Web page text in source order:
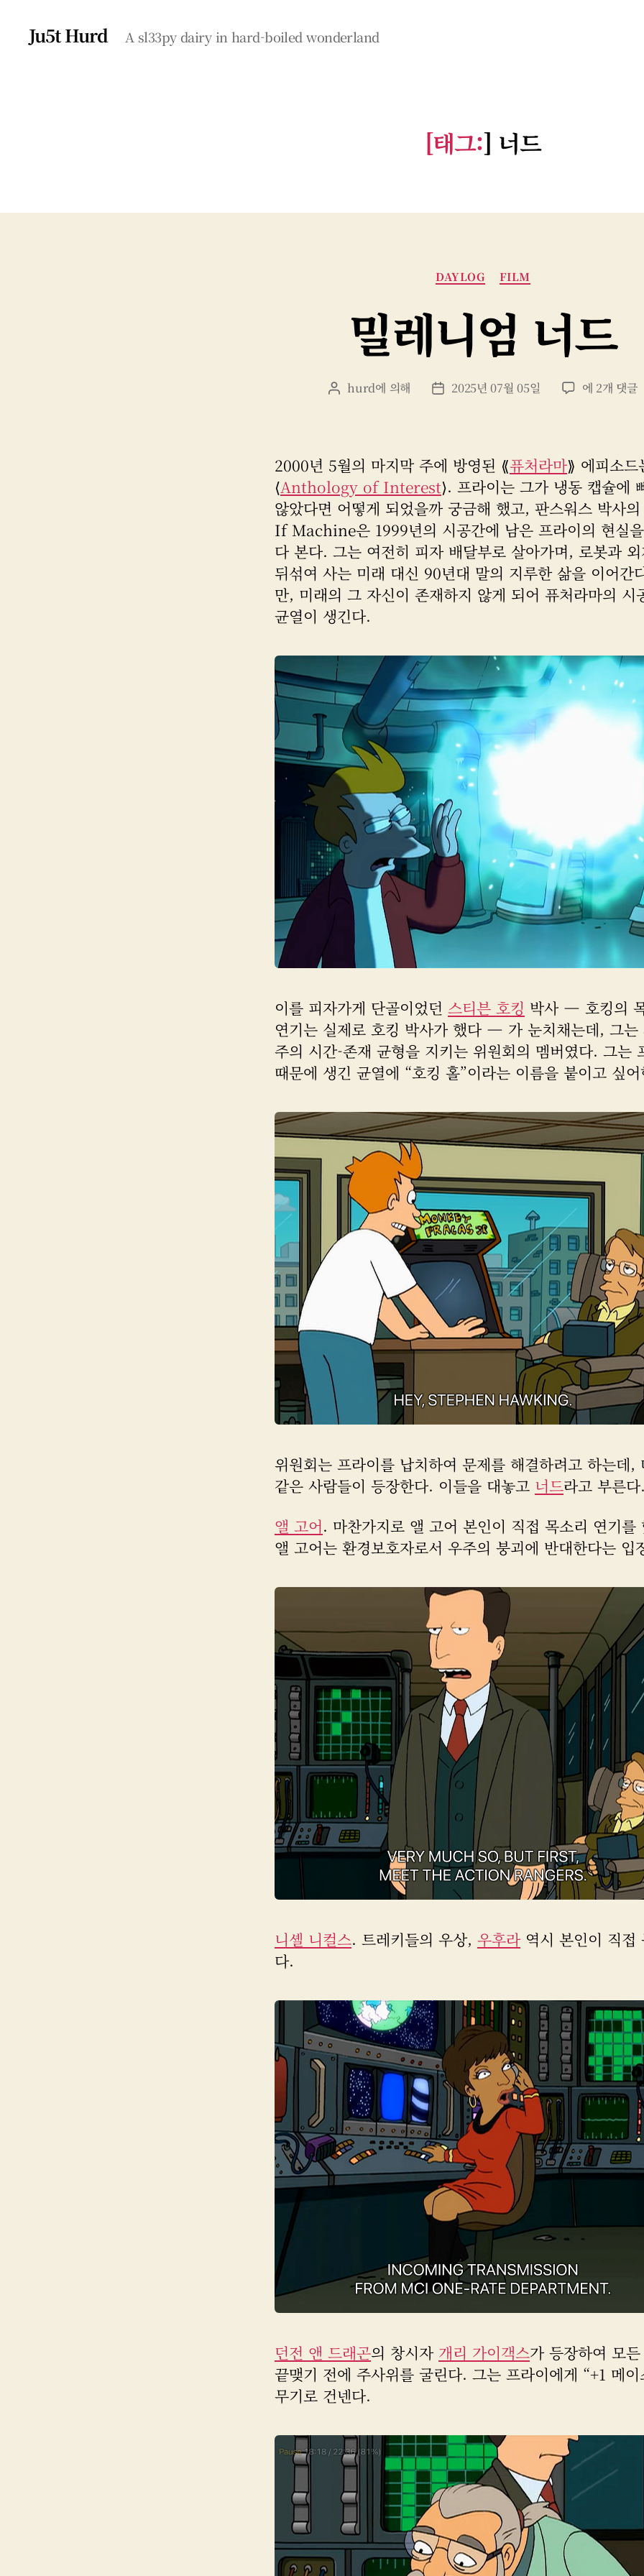
Ju5t Hurd A sl33py dairy in hard-boiled wonderland
[태그:] 너드
카
테
리
DAYLOG FILM
밀레니엄 너드
게
성
자
hurd에 의해
게
짜
2025년 07월 05일
밀
너
드
에 2개 댓글
2000년 5월의 마지막 주에 방영된 ⟪퓨처라마⟫ 에피소드
⟨Anthology of Interest⟩. 프라이는 그가 냉동 캡슐에
않았다면 어떻게 되었을까 궁금해 했고, 판스워스 박사
If Machine은 1999년의 시공간에 남은 프라이의 현실
다 본다. 그는 여전히 피자 배달부로 살아가며, 로봇과
뒤섞여 사는 미래 대신 90년대 말의 지루한 삶을 이어간
만, 미래의 그 자신이 존재하지 않게 되어 퓨처라마의 시
균열이 생긴다.
이를 피자가게 단골이었던 스티븐 호킹 박사 — 호킹의
연기는 실제로 호킹 박사가 했다 — 가 눈치채는데, 그는
주의 시간-존재 균형을 지키는 위원회의 멤버였다. 그는
때문에 생긴 균열에 “호킹 홀”이라는 이름을 붙이고 싶
위원회는 프라이를 납치하여 문제를 해결하려고 하는데,
같은 사람들이 등장한다. 이들을 대놓고 너드라고 부른
앨 고어. 마찬가지로 앨 고어 본인이 직접 목소리 연기를
앨 고어는 환경보호자로서 우주의 붕괴에 반대한다는 입
니셸 니컬스. 트레키들의 우상, 우후라 역시 본인이 직접
다.
던전 앤 드래곤의 창시자 개리 가이객스가 등장하여 모
끝맺기 전에 주사위를 굴린다. 그는 프라이에게 “+1 메이
무기로 건넨다.